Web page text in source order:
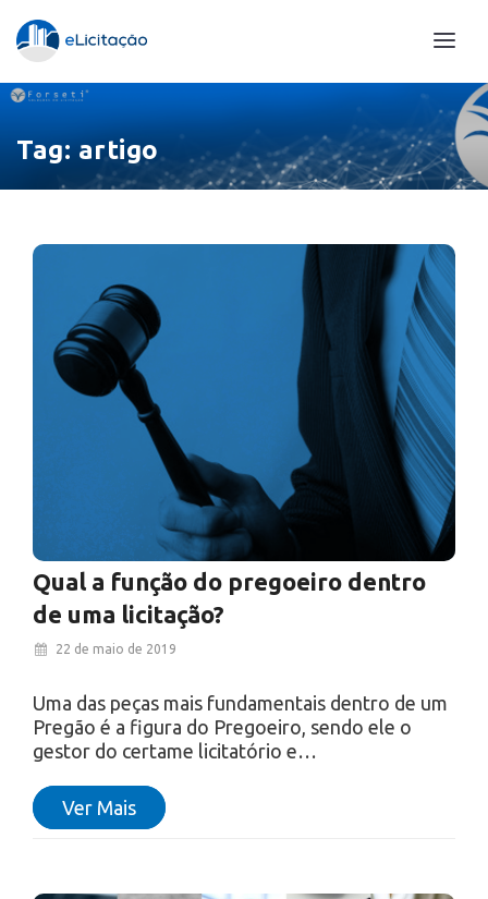
Tag:artigo
Qual a função do pregoeiro dentro
de uma licitação?
22 de maio de 2019
Uma das peças mais fundamentais dentro de um
Pregão é a figura do Pregoeiro, sendo ele o
gestor do certame licitatório e…
Ver Mais